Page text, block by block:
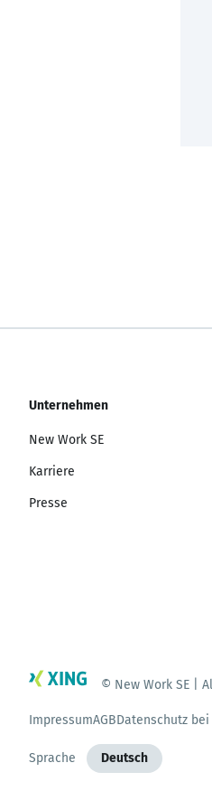
Unternehmen
New Work SE
Karriere
Presse
© New Work SE |
ImpressumAGBDatenschutz bei
Sprache Deutsch